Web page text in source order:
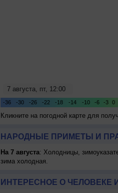
Кликните на погодной карте для
НАРОДНЫЕ ПРИМЕТЫ И
На 7 августа: Холодницы,
зима холодная.
ИНТЕРЕСНОЕ О ЧЕЛОВЕКЕ